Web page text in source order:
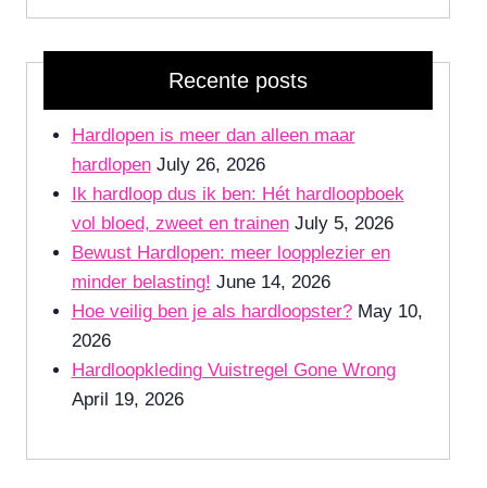
Recente posts
Hardlopen is meer dan alleen maar
hardlopen July 26, 2026
Ik hardloop dus ik ben: Hét hardloopboek
vol bloed, zweet en trainen July 5, 2026
Bewust Hardlopen: meer loopplezier en
minder belasting! June 14, 2026
Hoe veilig ben je als hardloopster? May 10,
2026
Hardloopkleding Vuistregel Gone Wrong
April 19, 2026